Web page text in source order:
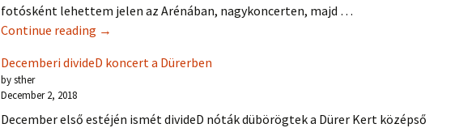
fotósként lehettem jelen az Arénában, nagykoncerten, majd …
Continue reading So far so good – 2018
→
Decemberi divideD koncert a Dürerben
by sther
December 2, 2018
December első estéjén ismét divideD nóták dübörögtek a Dürer Kert középső